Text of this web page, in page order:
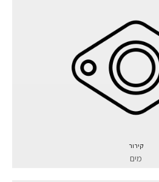
קירור
מים